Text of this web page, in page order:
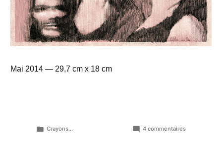
Mai 2014 — 29,7 cm x 18 cm
Publié
Crayons... 4 commentairessur